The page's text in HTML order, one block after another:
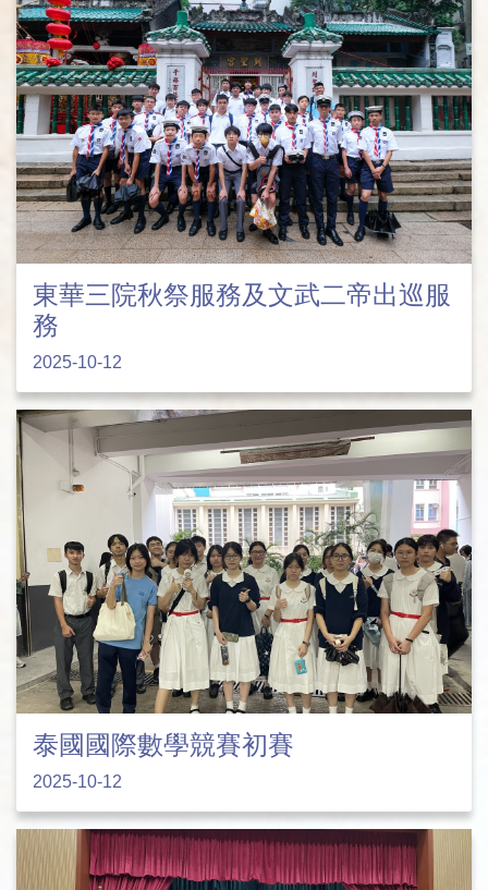
東華三院秋祭服務及文武二帝出巡服
務
2025-10-12
泰國國際數學競賽初賽
2025-10-12